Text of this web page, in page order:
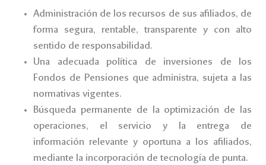
Administración de los recursos de sus afiliados, de
forma segura, rentable, transparente y con alto
sentido de responsabilidad.
Una adecuada política de inversiones de los
Fondos de Pensiones que administra, sujeta a las
normativas vigentes.
Búsqueda permanente de la optimización de las
operaciones, el servicio y la entrega de
información relevante y oportuna a los afiliados,
mediante la incorporación de tecnología de punta.